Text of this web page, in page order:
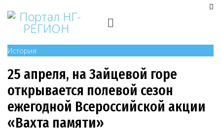
История
25 апреля, на Зайцевой горе
открывается полевой сезон
ежегодной Всероссийской акции
«Вахта памяти»